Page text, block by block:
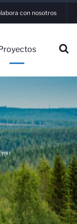
con nosotros